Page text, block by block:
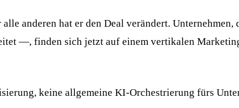
anderen hat er den Deal verändert.
—, finden sich jetzt auf einem vertikalen
keine allgemeine KI-Orchestrierung fürs